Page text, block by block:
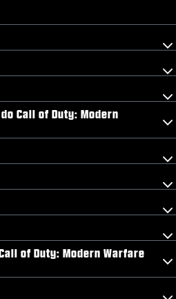
Call of Duty: Modern
of Duty: Modern Warfare